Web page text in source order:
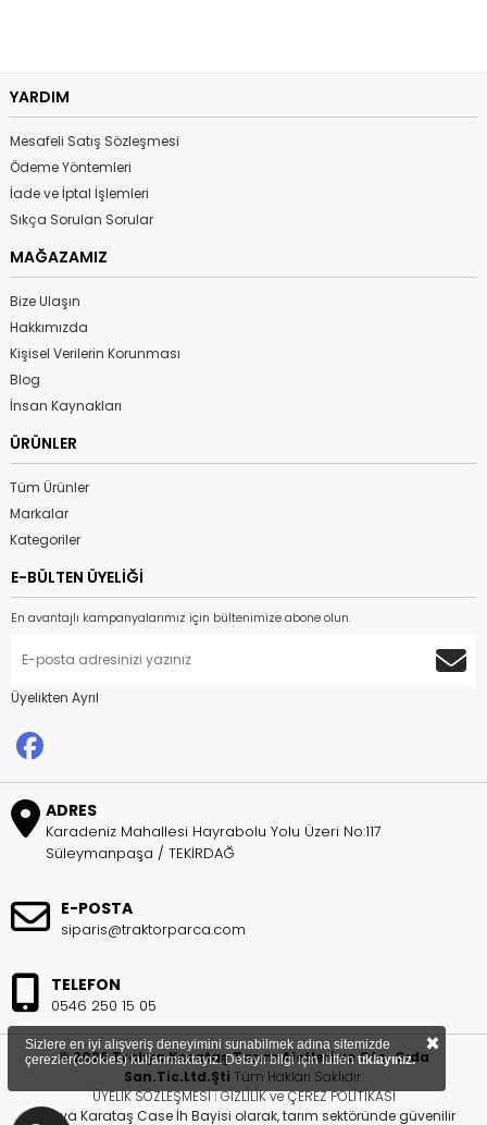
YARDIM
Mesafeli Satış Sözleşmesi
Ödeme Yöntemleri
İade ve İptal İşlemleri
Sıkça Sorulan Sorular
MAĞAZAMIZ
Bize Ulaşın
Hakkımızda
Kişisel Verilerin Korunması
Blog
İnsan Kaynakları
ÜRÜNLER
Tüm Ürünler
Markalar
Kategoriler
E-BÜLTEN ÜYELİĞİ
En avantajlı kampanyalarımız için bültenimize abone olun.
Üyelikten Ayrıl
ADRES
Karadeniz Mahallesi Hayrabolu Yolu Üzeri No:117
Süleymanpaşa / TEKİRDAĞ
E-POSTA
siparis@traktorparca.com
TELEFON
0546 250 15 05
© 2026 Trakya Karataş Tarım Aletleri ve Oto. Gıda
San.Tic.Ltd.Şti Tüm Hakları Saklıdır.
ÜYELİK SÖZLEŞMESİ|GİZLİLİK ve ÇEREZ POLİTİKASI
Trakya Karataş Case İh Bayisi olarak, tarım sektöründe güvenilir
Sizlere en iyi alışveriş deneyimini sunabilmek adına sitemizde
çerezler(cookies) kullanmaktayız. Detaylı bilgi için lütfentıklayınız. ×